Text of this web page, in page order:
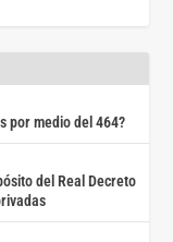
por medio del 464?
del Real Decreto